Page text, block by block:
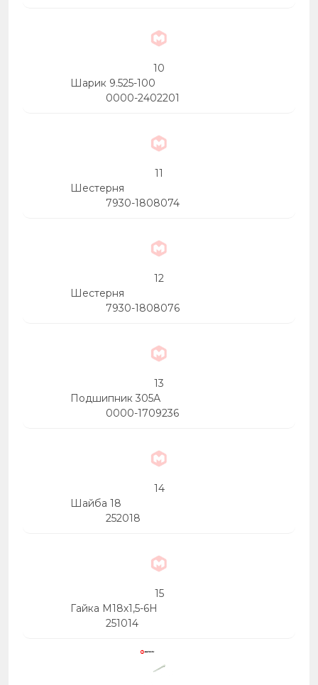
10
Шарик 9.525-100
0000-2402201
11
Шестерня
7930-1808074
12
Шестерня
7930-1808076
13
Подшипник 305А
0000-1709236
14
Шайба 18
252018
15
Гайка М18х1,5-6Н
251014